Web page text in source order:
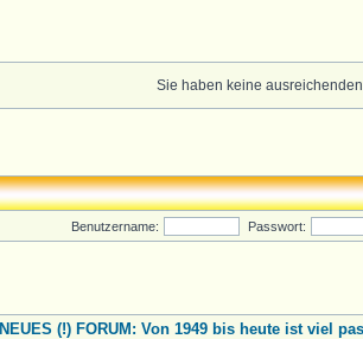
Sie haben keine
Benutzername: Passwort:
NEUES (!) FORUM: Von 1949 bis heute ist viel